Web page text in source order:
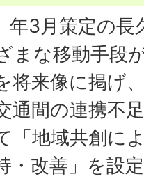
3月策定の長
まな移動手段
将来像に掲げ
通間の連携不
「地域共創に
・改善」を設